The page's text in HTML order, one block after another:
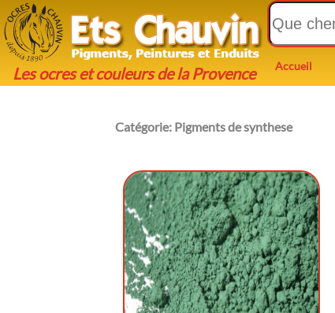
Les ocres et couleurs de la Provence Accueil
Catégorie: Pigments de synthese